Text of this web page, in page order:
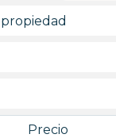
Precio